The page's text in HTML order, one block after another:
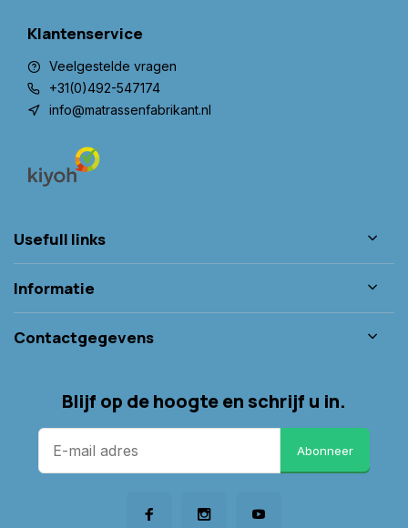
Klantenservice
Veelgestelde vragen
+31(0)492-547174
info@matrassenfabrikant.nl
Usefull links
Informatie
Contactgegevens
Blijf op de hoogte en schrijf u in.
Abonneer